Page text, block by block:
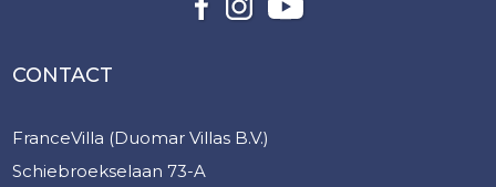
CONTACT
FranceVilla (Duomar Villas B.V.)
Schiebroekselaan 73-A